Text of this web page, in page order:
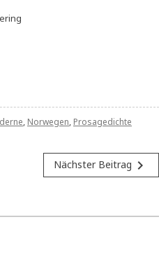
, Norwegen, Prosagedichte
Nächster Beitrag navigate_next